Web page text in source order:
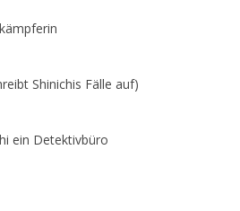
Shinichis Fälle auf)
ein Detektivbüro